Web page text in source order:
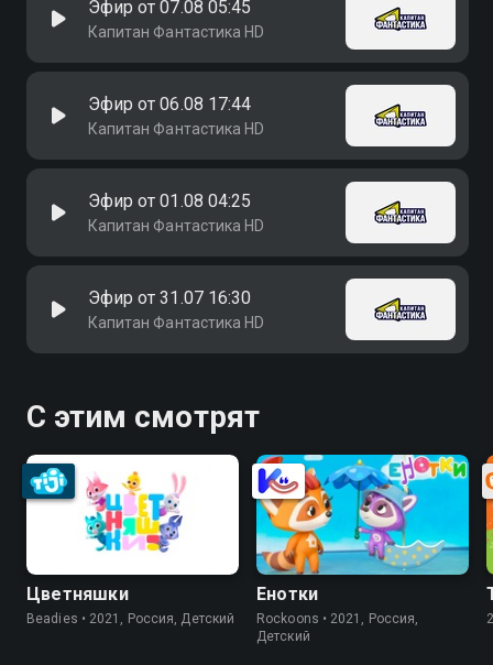
Эфир от 07.08 05:45
Капитан Фантастика HD
Эфир от 06.08 17:44
Капитан Фантастика HD
Эфир от 01.08 04:25
Капитан Фантастика HD
Эфир от 31.07 16:30
Капитан Фантастика HD
С этим смотрят
Цветняшки
Beadies • 2021, Россия, Детский
Енотки
Rockoons • 2021, Россия,
Детский